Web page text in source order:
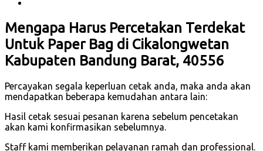
Mengapa Harus Percetakan Terdekat
Untuk Paper Bag di Cikalongwetan
Kabupaten Bandung Barat, 40556
Percayakan segala keperluan cetak anda, maka anda akan
mendapatkan beberapa kemudahan antara lain:
Hasil cetak sesuai pesanan karena sebelum pencetakan
akan kami konfirmasikan sebelumnya.
Staff kami memberikan pelayanan ramah dan professional.